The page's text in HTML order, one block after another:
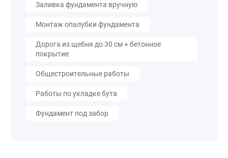
Заливка фундамента вручную
Монтаж опалубки фундамента
Дорога из щебня до 30 см + бетонное
покрытие
Общестроительные работы
Работы по укладке бута
Фундамент под забор